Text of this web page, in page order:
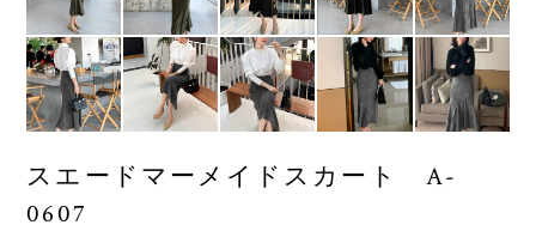
スエードマーメイドスカート A-
0607